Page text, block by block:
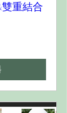
重結合